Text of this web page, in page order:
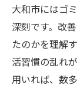
大和市にはゴ
深刻です。改
たのかを理解
活習慣の乱れ
用いれば、数